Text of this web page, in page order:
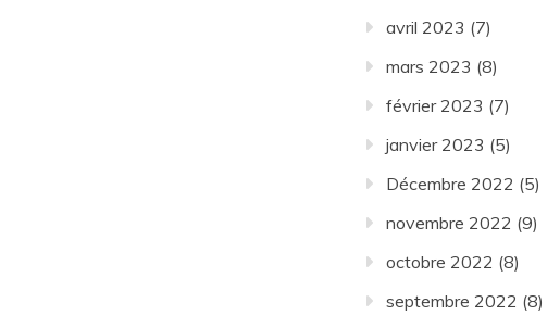
avril 2023 (7)
mars 2023 (8)
février 2023 (7)
janvier 2023 (5)
Décembre 2022 (5)
novembre 2022 (9)
octobre 2022 (8)
septembre 2022 (8)